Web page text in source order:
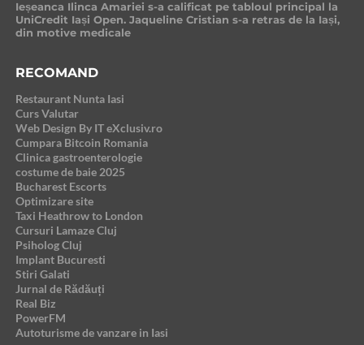
Ieșeanca Ilinca Amariei s-a calificat pe tabloul principal la
UniCredit Iași Open. Jaqueline Cristian s-a retras de la Iași,
din motive medicale
RECOMAND
Restaurant Nunta Iasi
Curs Valutar
Web Design By IT eXclusiv.ro
Cumpara Bitcoin Romania
Clinica gastroenterologie
costume de baie 2025
Bucharest Escorts
Optimizare site
Taxi Heathrow to London
Cursuri Lamaze Cluj
Psiholog Cluj
Implant Bucuresti
Stiri Galati
Jurnal de Rădăuți
Real Biz
PowerFM
Autoturisme de vanzare in Iasi